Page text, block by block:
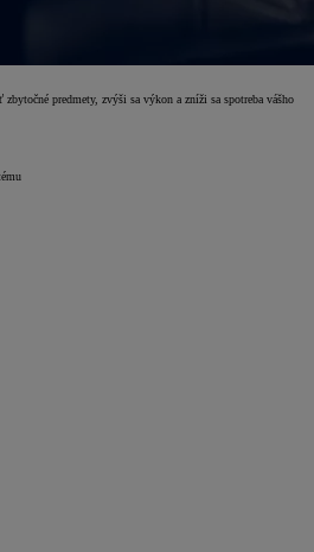
predmety, zvýši sa výkon a zníži sa spotreba vášho